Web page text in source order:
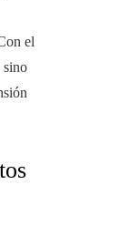
el
sino